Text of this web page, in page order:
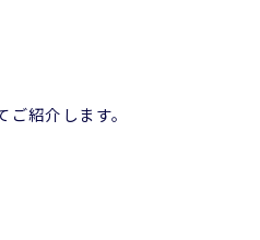
紹介します。